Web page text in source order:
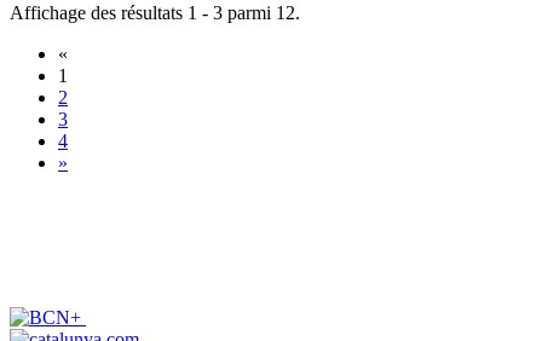
Affichage des résultats 1 - 3 parmi 12.
«
1
2
3
4
»